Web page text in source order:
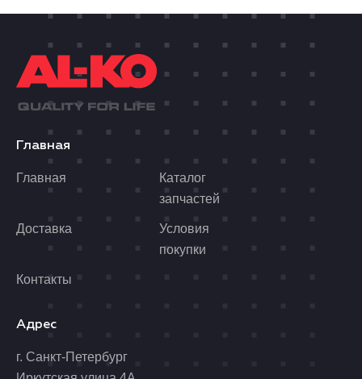
Главная
Главная
Каталог
запчастей
Доставка
Условия
покупки
Контакты
Адрес
г. Санкт-Петербург